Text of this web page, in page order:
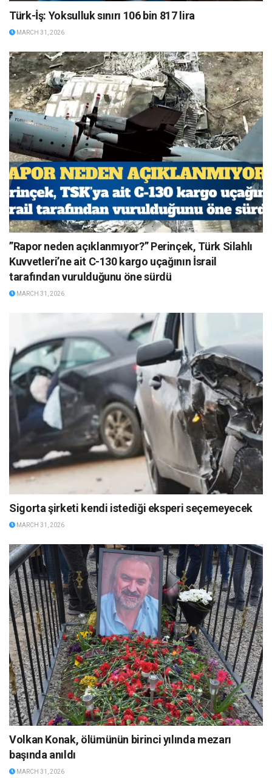
Türk-İş: Yoksulluk sınırı 106 bin 817 lira
MARCH 31, 2026
”Rapor neden açıklanmıyor?” Perinçek, Türk Silahlı
Kuvvetleri’ne ait C-130 kargo uçağının İsrail
tarafından vurulduğunu öne sürdü
MARCH 31, 2026
Sigorta şirketi kendi istediği eksperi seçemeyecek
MARCH 31, 2026
Volkan Konak, ölümünün birinci yılında mezarı
başında anıldı
MARCH 31, 2026